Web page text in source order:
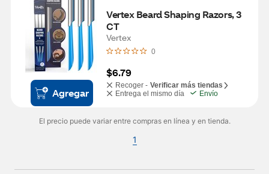
Agregar
Vertex Beard Shaping Razors, 3
CT
Vertex
0
$6.79
Recoger - Verificar más tiendas
Entrega el mismo día
Envío
El precio puede variar entre compras en línea y en tienda.
1